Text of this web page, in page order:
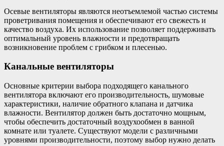
Осевые вентиляторы являются неотъемлемой частью системы
проветривания помещения и обеспечивают его свежесть и
качество воздуха. Их использование позволяет поддерживать
оптимальный уровень влажности и предотвращать
возникновение проблем с грибком и плесенью.
Канальные вентиляторы
Основные критерии выбора подходящего канального
вентилятора включают его производительность, шумовые
характеристики, наличие обратного клапана и датчика
влажности. Вентилятор должен быть достаточно мощным,
чтобы обеспечить достаточный воздухообмен в ванной
комнате или туалете. Существуют модели с различными
уровнями производительности, поэтому выбор нужно делать